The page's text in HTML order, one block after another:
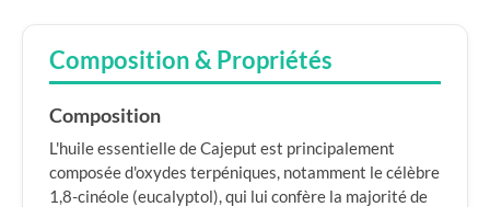
Composition & Propriétés
Composition
L'huile essentielle de Cajeput est principalement
composée d'oxydes terpéniques, notamment le célèbre
1,8-cinéole (eucalyptol), qui lui confère la majorité de